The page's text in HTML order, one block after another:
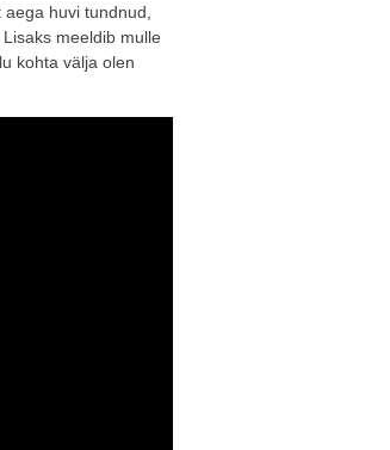
huvi tundnud,
meeldib mulle
kohta välja olen